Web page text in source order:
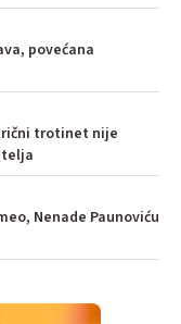
povećana
trotinet nije
Nenade Paunoviću